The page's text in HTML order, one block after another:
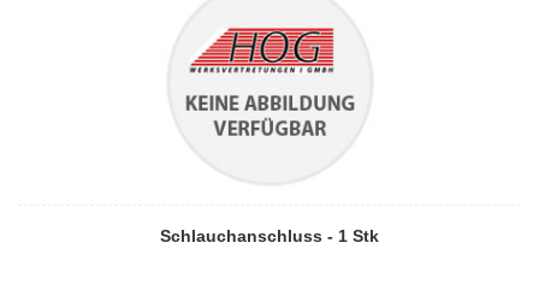
Schlauchanschluss - 1 Stk